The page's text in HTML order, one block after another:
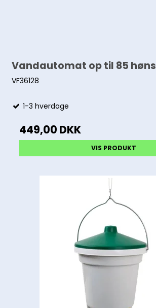
Vandautomat op til 85 høns
VF36128
1-3 hverdage
449,00 DKK
VIS PRODUKT